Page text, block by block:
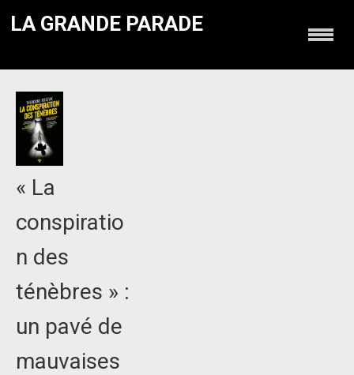
LA GRANDE PARADE
« La
conspiratio
n des
ténèbres » :
un pavé de
mauvaises